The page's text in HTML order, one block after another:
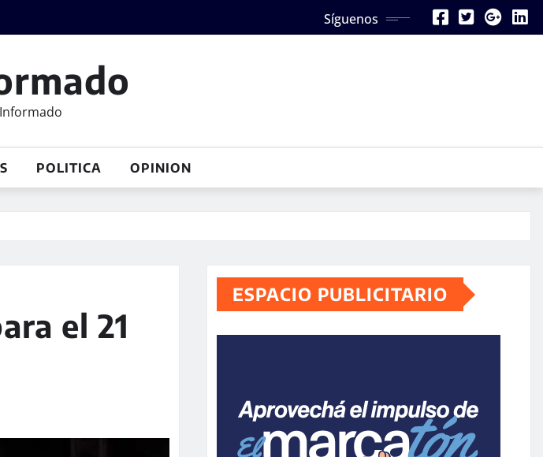
Síguenos
POLITICA OPINION
el 21
ESPACIO PUBLICITARIO